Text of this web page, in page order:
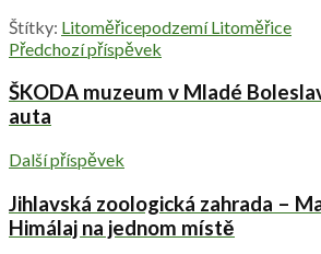
Štítky: Litoměřicepodzemí Litoměřice
Předchozí příspěvek
ŠKODA muzeum v Mladé
auta
Další příspěvek
Jihlavská zoologická zahrada –
Himálaj na jednom místě